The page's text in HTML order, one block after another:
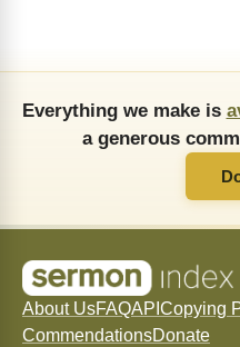
Everything we make is
a generous
About UsFAQAPI Copying
CommendationsDonate